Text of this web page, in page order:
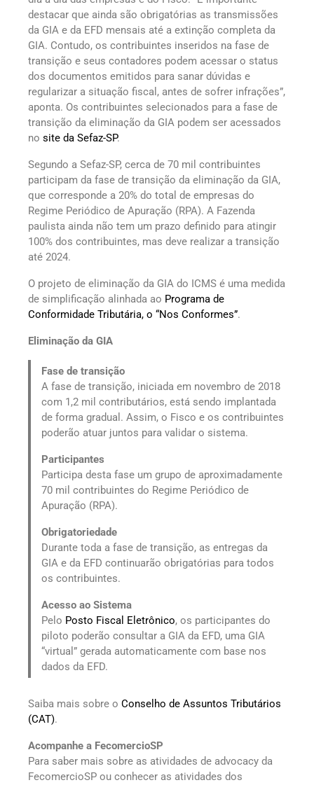
destacar que ainda são obrigatórias as transmissões
da GIA e da EFD mensais até a extinção completa da
GIA. Contudo, os contribuintes inseridos na fase de
transição e seus contadores podem acessar o status
dos documentos emitidos para sanar dúvidas e
regularizar a situação fiscal, antes de sofrer infrações”,
aponta. Os contribuintes selecionados para a fase de
transição da eliminação da GIA podem ser acessados
no site da Sefaz-SP.
Segundo a Sefaz-SP, cerca de 70 mil contribuintes
participam da fase de transição da eliminação da GIA,
que corresponde a 20% do total de empresas do
Regime Periódico de Apuração (RPA). A Fazenda
paulista ainda não tem um prazo definido para atingir
100% dos contribuintes, mas deve realizar a transição
até 2024.
O projeto de eliminação da GIA do ICMS é uma medida
de simplificação alinhada ao Programa de
Conformidade Tributária, o “Nos Conformes”.
Eliminação da GIA
Fase de transição
A fase de transição, iniciada em novembro de 2018
com 1,2 mil contributários, está sendo implantada
de forma gradual. Assim, o Fisco e os contribuintes
poderão atuar juntos para validar o sistema.
Participantes
Participa desta fase um grupo de aproximadamente
70 mil contribuintes do Regime Periódico de
Apuração (RPA).
Obrigatoriedade
Durante toda a fase de transição, as entregas da
GIA e da EFD continuarão obrigatórias para todos
os contribuintes.
Acesso ao Sistema
Pelo Posto Fiscal Eletrônico, os participantes do
piloto poderão consultar a GIA da EFD, uma GIA
“virtual” gerada automaticamente com base nos
dados da EFD.
Saiba mais sobre o Conselho de Assuntos Tributários
(CAT).
Acompanhe a FecomercioSP
Para saber mais sobre as atividades de advocacy da
FecomercioSP ou conhecer as atividades dos